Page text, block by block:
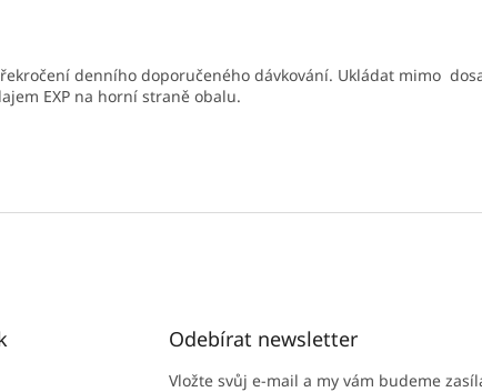
denního doporučeného dávkování. Ukládat mimo
EXP na horní straně obalu.
Odebírat newsletter
Vložte svůj e-mail a my vám budeme